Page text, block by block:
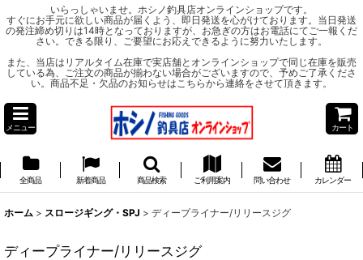
いらっしゃいませ。ホシノ釣具店オンラインショップです。
すぐにお手元に欲しい商品が届くよう、即日発送を心がけております。当日発送
の発注締め切りは14時となっておりますが、お急ぎの方はお電話にてご一報くだ
さい。できる限り、ご要望にお応えできるように努力いたします。
また、当店はリアルタイム在庫で実店舗とオンラインショップで同じ在庫を販売
している為、ご注文の商品が揃わない場合がございますので、予めご了承くださ
い。商品不足・欠品のお知らせはこちらから連絡をさせて頂きます。
メニュー カート
全商品 新着商品 商品検索 ご利用案内 問い合わせ カレンダー
ホーム > スロージギング・SPJ > ディープライナー/リリースジグ
ディープライナー/リリースジグ